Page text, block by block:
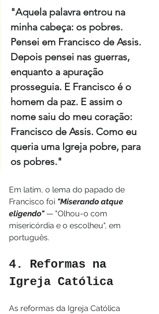
"Aquela palavra entrou na
minha cabeça: os pobres.
Pensei em Francisco de Assis.
Depois pensei nas guerras,
enquanto a apuração
prosseguia. E Francisco é o
homem da paz. E assim o
nome saiu do meu coração:
Francisco de Assis. Como eu
queria uma Igreja pobre, para
os pobres."
Em latim, o lema do papado de
Francisco foi "Miserando atque
eligendo" — "Olhou-o com
misericórdia e o escolheu", em
português.
4. Reformas na
Igreja Católica
As reformas da Igreja Católica